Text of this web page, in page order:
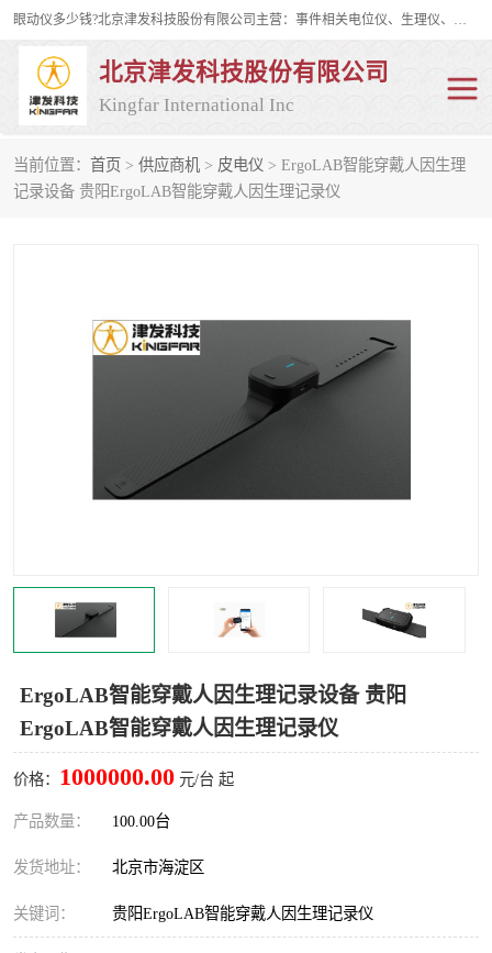
眼动仪多少钱?北京津发科技股份有限公司主营：事件相关电位仪、生理仪、肌电仪、脑电仪、皮电仪、眼动仪；是国家级高新技术企业、科技部认定的科技型中小企业和中关村高新技术企业，具备保密资格，具备自主进出口经营权；自主研发技术、产品与服务荣获多项省部级科学技术奖励、国家发明专利、国家软件著作权和省部级新技术新产品（服务）认证。
北京津发科技股份有限公司
Kingfar International Inc
当前位置： 首页 > 供应商机 > 皮电仪 > ErgoLAB智能穿戴人因生理
记录设备 贵阳ErgoLAB智能穿戴人因生理记录仪
ErgoLAB智能穿戴人因生理记录设备 贵阳
ErgoLAB智能穿戴人因生理记录仪
价格： 1000000.00 元/台 起
产品数量： 100.00台
发货地址： 北京市海淀区
关键词： 贵阳ErgoLAB智能穿戴人因生理记录仪
皮电仪 脑电仪
行为观察与表情分析 动作捕捉与生物力学
人机交互实验室
神经营销与消费行为实验